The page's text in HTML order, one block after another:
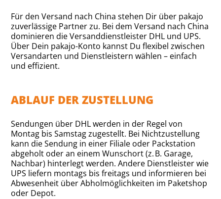
Für den Versand nach China stehen Dir über pakajo
zuverlässige Partner zu. Bei dem Versand nach China
dominieren die Versanddienstleister DHL und UPS.
Über Dein pakajo-Konto kannst Du flexibel zwischen
Versandarten und Dienstleistern wählen – einfach
und effizient.
ABLAUF DER ZUSTELLUNG
Sendungen über DHL werden in der Regel von
Montag bis Samstag zugestellt. Bei Nichtzustellung
kann die Sendung in einer Filiale oder Packstation
abgeholt oder an einem Wunschort (z. B. Garage,
Nachbar) hinterlegt werden. Andere Dienstleister wie
UPS liefern montags bis freitags und informieren bei
Abwesenheit über Abholmöglichkeiten im Paketshop
oder Depot.